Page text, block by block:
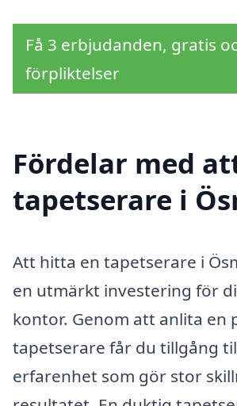
Få 3 erbjudanden, gratis
förpliktelser
Fördelar med
tapetserare i
Att hitta en tapetserare i
en utmärkt investering för
kontor. Genom att anlita en
tapetserare får du tillgång
erfarenhet som gör stor